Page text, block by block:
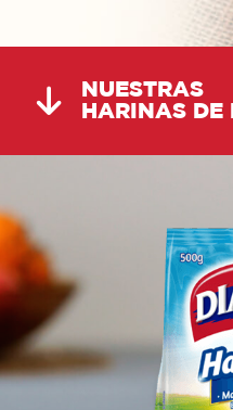
NUESTRAS
HARINAS DE